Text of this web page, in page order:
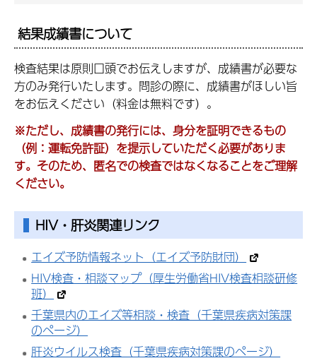
結果成績書について
検査結果は原則口頭でお伝えしますが、成績書が必要な
方のみ発行いたします。問診の際に、成績書がほしい旨
をお伝えください（料金は無料です）。
※ただし、成績書の発行には、身分を証明できるもの
（例：運転免許証）を提示していただく必要がありま
す。そのため、匿名での検査ではなくなることをご理解
ください。
HIV・肝炎関連リンク
エイズ予防情報ネット（エイズ予防財団）
HIV検査・相談マップ（厚生労働省HIV検査相談研修
班）
千葉県内のエイズ等相談・検査（千葉県疾病対策課
のページ）
肝炎ウイルス検査（千葉県疾病対策課のページ）